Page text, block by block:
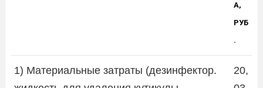
А,
РУБ
.
1) Материальные затраты (дезинфектор.
20,